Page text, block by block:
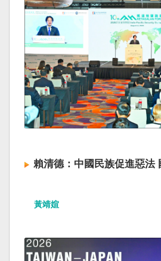
賴清德：中國民族促進惡法
黃靖媗